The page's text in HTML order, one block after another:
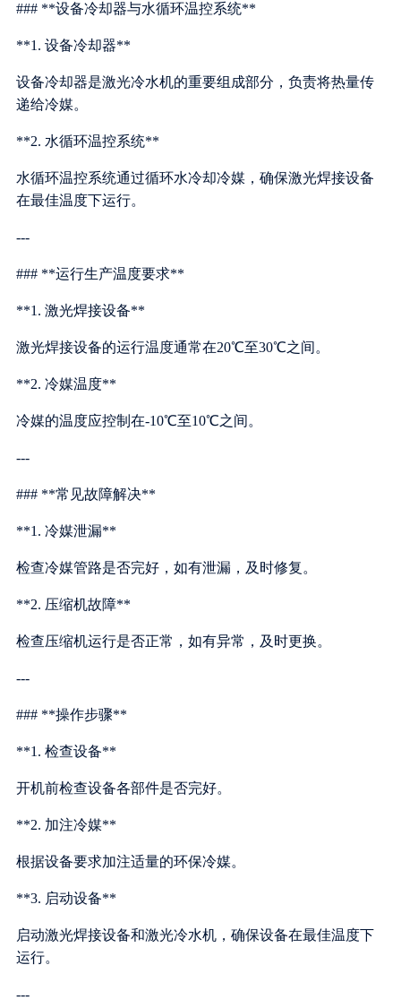
### **设备冷却器与水循环温控系统**
**1. 设备冷却器**
设备冷却器是激光冷水机的重要组成部分，负责将热量传
递给冷媒。
**2. 水循环温控系统**
水循环温控系统通过循环水冷却冷媒，确保激光焊接设备
在最佳温度下运行。
---
### **运行生产温度要求**
**1. 激光焊接设备**
激光焊接设备的运行温度通常在20℃至30℃之间。
**2. 冷媒温度**
冷媒的温度应控制在-10℃至10℃之间。
---
### **常见故障解决**
**1. 冷媒泄漏**
检查冷媒管路是否完好，如有泄漏，及时修复。
**2. 压缩机故障**
检查压缩机运行是否正常，如有异常，及时更换。
---
### **操作步骤**
**1. 检查设备**
开机前检查设备各部件是否完好。
**2. 加注冷媒**
根据设备要求加注适量的环保冷媒。
**3. 启动设备**
启动激光焊接设备和激光冷水机，确保设备在最佳温度下
运行。
---